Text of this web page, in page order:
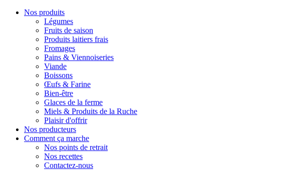
Nos produits
Légumes
Fruits de saison
Produits laitiers frais
Fromages
Pains & Viennoiseries
Viande
Boissons
Œufs & Farine
Bien-être
Glaces de la ferme
Miels & Produits de la Ruche
Plaisir d'offrir
Nos producteurs
Comment ça marche
Nos points de retrait
Nos recettes
Contactez-nous